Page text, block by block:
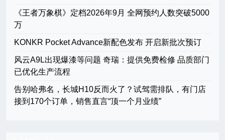
《王者万象棋》定档2026年9月 全网预约人数突破5000
万
KONKR Pocket Advance新配色发布 开启新批次预订
风云A9L出现爆漆等问题 奇瑞：提供免费检修 品质部门
已优化生产流程
告别哈弗名，长城H10反而火了？试驾需排队，有门店
接到170个订单，销售直言“顶一个月业绩”